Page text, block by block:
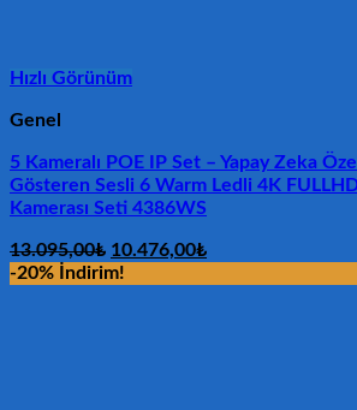
Hızlı Görünüm
Genel
5 Kameralı POE IP Set – Yapay Zeka
Gösteren Sesli 6 Warm Ledli 4K
Kamerası Seti 4386WS
13.095,00₺ Orijinal
fiyat:
10.476,00₺Şu
-20% İndirim!